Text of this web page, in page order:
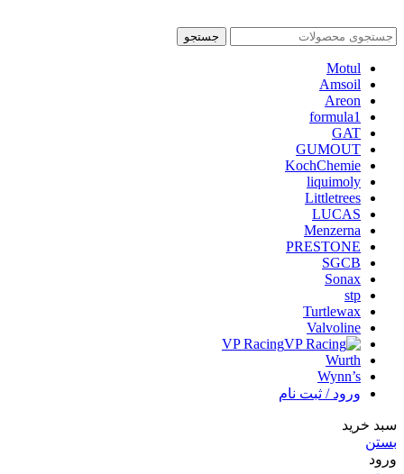
جستجو
Motul
Amsoil
Areon
formula1
GAT
GUMOUT
KochChemie
liquimoly
Littletrees
LUCAS
Menzerna
PRESTONE
SGCB
Sonax
stp
Turtlewax
Valvoline
VP Racing
Wurth
Wynn’s
ورود / ثبت نام
سبد خرید
بستن
ورود